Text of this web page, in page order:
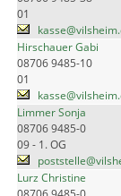
01
Hirschauer Gabi
08706 9485-10
01
Limmer Sonja
08706 9485-0
09 - 1. OG
Lurz Christine